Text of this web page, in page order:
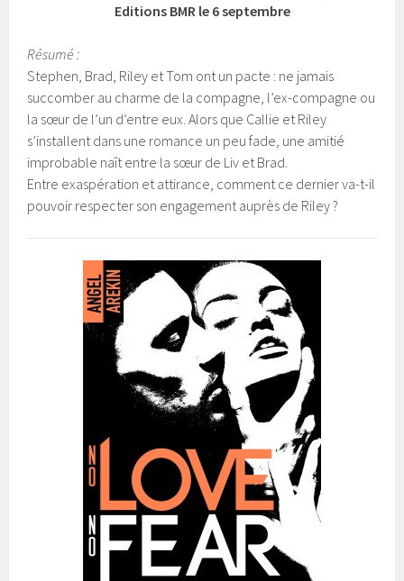
Editions BMR le 6 septembre
Résumé :
Stephen, Brad, Riley et Tom ont un pacte : ne jamais
succomber au charme de la compagne, l’ex-compagne ou
la sœur de l’un d’entre eux. Alors que Callie et Riley
s’installent dans une romance un peu fade, une amitié
improbable naît entre la sœur de Liv et Brad.
Entre exaspération et attirance, comment ce dernier va-t-il
pouvoir respecter son engagement auprès de Riley ?